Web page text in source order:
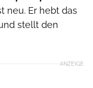
neu. Er hebt das
stellt den
ANZEIGE